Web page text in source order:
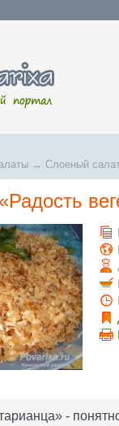
→ Слоеный
-